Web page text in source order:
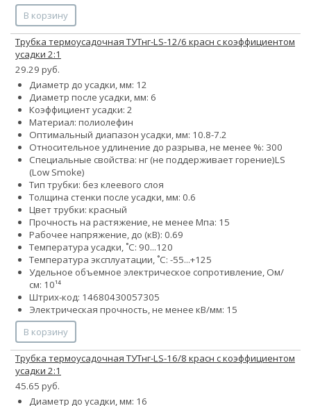
В корзину
Трубка термоусадочная ТУТнг-LS-12/6 красн с коэффициентом
усадки 2:1
29.29 руб.
Диаметр до усадки, мм: 12
Диаметр после усадки, мм: 6
Коэффициент усадки: 2
Материал: полиолефин
Оптимальный диапазон усадки, мм: 10.8-7.2
Относительное удлинение до разрыва, не менее %: 300
Специальные свойства: нг (не поддерживает горение)LS
(Low Smoke)
Тип трубки: без клеевого слоя
Толщина стенки после усадки, мм: 0.6
Цвет трубки: красный
Прочность на растяжение, не менее Мпа: 15
Рабочее напряжение, до (кВ): 0.69
Температура усадки, ˚С: 90...120
Температура эксплуатации, ˚С: -55...+125
Удельное объемное электрическое сопротивление, Ом/
см: 10¹⁴
Штрих-код: 14680430057305
Электрическая прочность, не менее кВ/мм: 15
В корзину
Трубка термоусадочная ТУТнг-LS-16/8 красн с коэффициентом
усадки 2:1
45.65 руб.
Диаметр до усадки, мм: 16